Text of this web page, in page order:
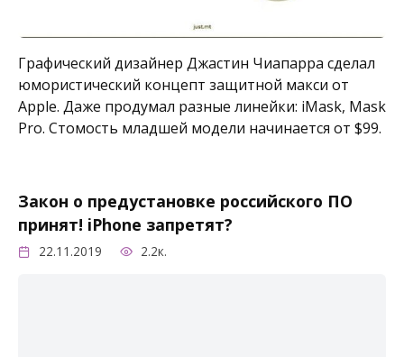
Графический дизайнер Джастин Чиапарра сделал
юмористический концепт защитной макси от
Apple. Даже продумал разные линейки: iMask, Mask
Pro. Стомость младшей модели начинается от $99.
Закон о предустановке российского ПО
принят! iPhone запретят?
22.11.2019 2.2к.